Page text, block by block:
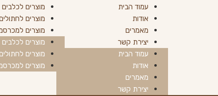
עמוד הבית
אודות
מאמרים
יצירת קשר
עמוד הבית
אודות
מאמרים
יצירת קשר
מוצרים לכלבים
מוצרים
מוצרים
מוצרים לכלבים
מוצרים
מוצרים